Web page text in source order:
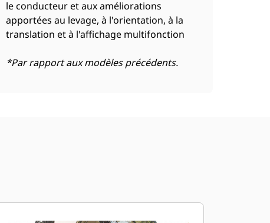
le conducteur et aux améliorations
apportées au levage, à l'orientation, à la
translation et à l'affichage multifonction
*Par rapport aux modèles précédents.